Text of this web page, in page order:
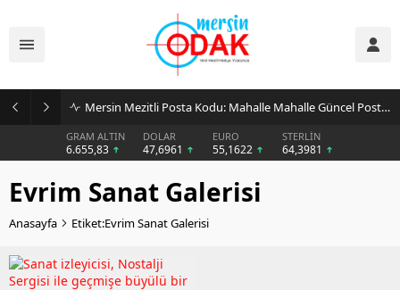
Mersin Mezitli Posta Kodu: Mahalle Mahalle Güncel Posta Kodu Rehberi
GRAM ALTIN
6.655,83
DOLAR
47,6961
EURO
55,1622
STERLİN
64,3981
Evrim Sanat Galerisi
Anasayfa Etiket:Evrim Sanat Galerisi